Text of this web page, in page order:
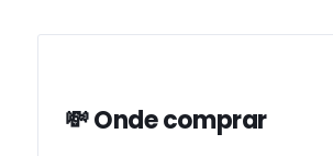
💸 Onde comprar